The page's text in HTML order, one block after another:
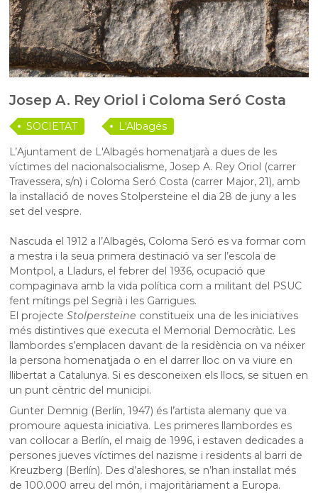
Josep A. Rey Oriol i Coloma Seró Costa
SOCIETAT
L'Albagés
L’Ajuntament de L'Albagés homenatjarà a dues de les
víctimes del nacionalsocialisme, Josep A. Rey Oriol (carrer
Travessera, s/n) i Coloma Seró Costa (carrer Major, 21), amb
la instal·lació de noves Stolpersteine el dia 28 de juny a les
set del vespre.
Nascuda el 1912 a l’Albagés, Coloma Seró es va formar com
a mestra i la seua primera destinació va ser l’escola de
Montpol, a Lladurs, el febrer del 1936, ocupació que
compaginava amb la vida política com a militant del PSUC
fent mítings pel Segrià i les Garrigues.
El projecteStolpersteine constitueix una de les iniciatives
més distintives que executa el Memorial Democràtic. Les
llambordes s’emplacen davant de la residència on va néixer
la persona homenatjada o en el darrer lloc on va viure en
llibertat a Catalunya. Si es desconeixen els llocs, se situen en
un punt cèntric del municipi.
Gunter Demnig (Berlín, 1947) és l’artista alemany que va
promoure aquesta iniciativa. Les primeres llambordes es
van col·locar a Berlín, el maig de 1996, i estaven dedicades a
persones jueves víctimes del nazisme i residents al barri de
Kreuzberg (Berlín). Des d’aleshores, se n’han instal·lat més
de 100.000 arreu del món, i majoritàriament a Europa.